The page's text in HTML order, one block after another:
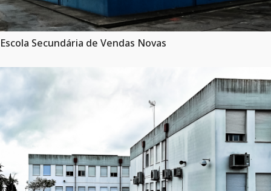
Escola Secundária de Vendas Novas